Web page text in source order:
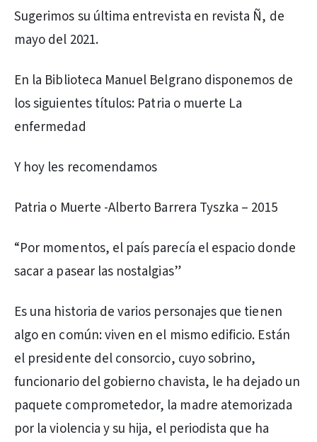
Sugerimos su última entrevista en revista Ñ, de
mayo del 2021.
En la Biblioteca Manuel Belgrano disponemos de
los siguientes títulos: Patria o muerte La
enfermedad
Y hoy les recomendamos
Patria o Muerte -Alberto Barrera Tyszka – 2015
“Por momentos, el país parecía el espacio donde
sacar a pasear las nostalgias”
Es una historia de varios personajes que tienen
algo en común: viven en el mismo edificio. Están
el presidente del consorcio, cuyo sobrino,
funcionario del gobierno chavista, le ha dejado un
paquete comprometedor, la madre atemorizada
por la violencia y su hija, el periodista que ha